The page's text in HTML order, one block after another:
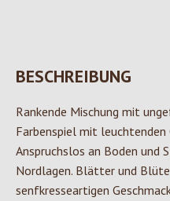
BESCHREIBUNG
Rankende Mischung mit
Farbenspiel mit leuchtenden
Anspruchslos an Boden und
Nordlagen. Blätter und
senfkresseartigen